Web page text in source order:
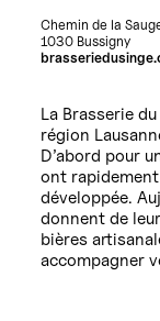
Chemin de la
1030 Bussigny
La Brasserie
région
D’abord pour
ont
développée.
donnent de
bières
accompagner